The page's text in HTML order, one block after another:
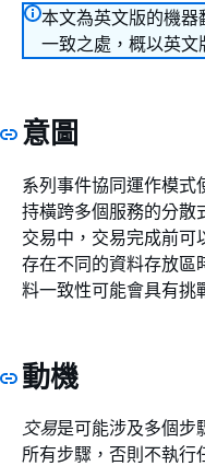
本文為英文版的機
一致之處，概以英文
意圖
系列事件協同運作模式
持橫跨多個服務的分散
交易中，交易完成前可
存在不同的資料存放區
料一致性可能會具有挑
動機
交易是可能涉及多個步
所有步驟，否則不執行